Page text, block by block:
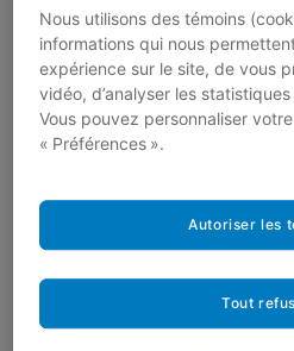
Denis Saint-Martin (Université de
« Quand les institutions traversent
corruption est un thème fédérateur
s’opposent au régime en place.
sa prise du pouvoir constitue
Pour lire la suite:Le Devoir
À découvrir également:
Nous utilisons des témoins
informations qui nous
expérience sur le site, de vous
vidéo, d’analyser les
Vous pouvez personnaliser
« Préférences ».
Tout
Autoriser les